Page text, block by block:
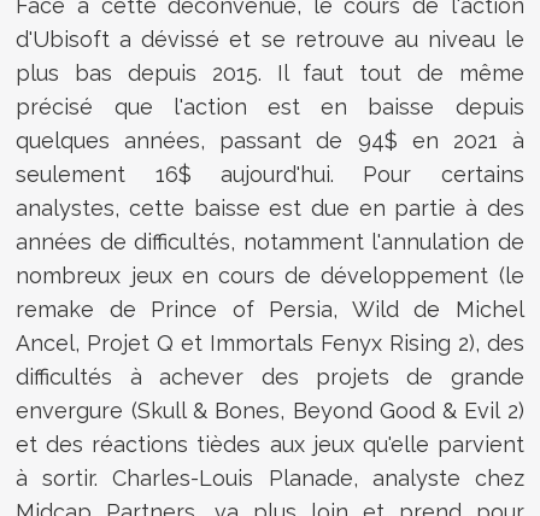
Face à cette déconvenue, le cours de l'action
d'Ubisoft a dévissé et se retrouve au niveau le
plus bas depuis 2015. Il faut tout de même
précisé que l'action est en baisse depuis
quelques années, passant de 94$ en 2021 à
seulement 16$ aujourd'hui. Pour certains
analystes, cette baisse est due en partie à des
années de difficultés, notamment l'annulation de
nombreux jeux en cours de développement (le
remake de Prince of Persia, Wild de Michel
Ancel, Projet Q et Immortals Fenyx Rising 2), des
difficultés à achever des projets de grande
envergure (Skull & Bones, Beyond Good & Evil 2)
et des réactions tièdes aux jeux qu'elle parvient
à sortir. Charles-Louis Planade, analyste chez